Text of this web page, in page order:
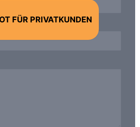
FÜR PRIVATKUNDEN